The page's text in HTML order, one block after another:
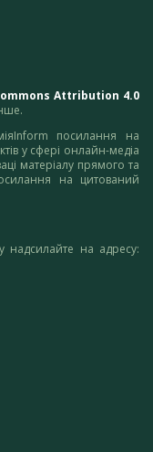
Attribution 4.0
посилання на
у сфері онлайн-медіа
матеріалу прямого та
на цитований
надсилайте на адресу: